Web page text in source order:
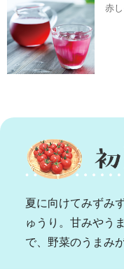
赤
夏に向けてみずみ
ゅうり。甘みやう
で、野菜のうまみ